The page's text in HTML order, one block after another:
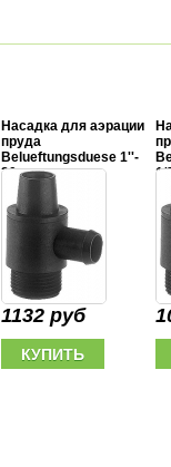
Насадка для аэрации
пруда
Belueftungsduese 1''-
20
1132 руб
1/